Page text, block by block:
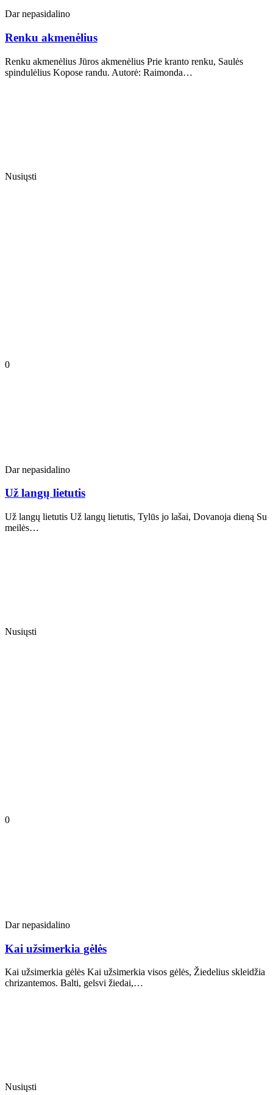
Dar nepasidalino
Renku akmenėlius
Renku akmenėlius Jūros akmenėlius Prie kranto renku, Saulės
spindulėlius Kopose randu. Autorė: Raimonda…
Nusiųsti
0
Dar nepasidalino
Už langų lietutis
Už langų lietutis Už langų lietutis, Tylūs jo lašai, Dovanoja dieną Su
meilės…
Nusiųsti
0
Dar nepasidalino
Kai užsimerkia gėlės
Kai užsimerkia gėlės Kai užsimerkia visos gėlės, Žiedelius skleidžia
chrizantemos. Balti, gelsvi žiedai,…
Nusiųsti